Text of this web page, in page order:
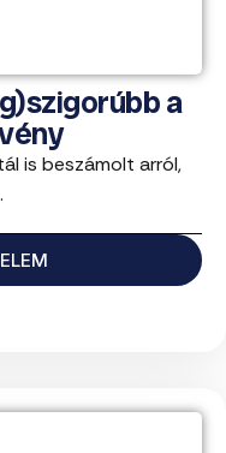
a
is beszámolt arról,